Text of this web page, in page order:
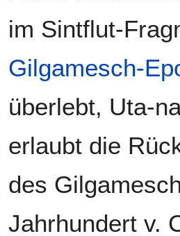
im Sintflut-
Gilgamesch-
überlebt, Uta-
erlaubt die
des
Jahrhundert v.